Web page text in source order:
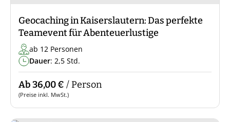
Geocaching in Kaiserslautern: Das perfekte
Teamevent für Abenteuerlustige
ab 12 Personen
Dauer: 2,5 Std.
Ab 36,00 € / Person
(Preise inkl. MwSt.)